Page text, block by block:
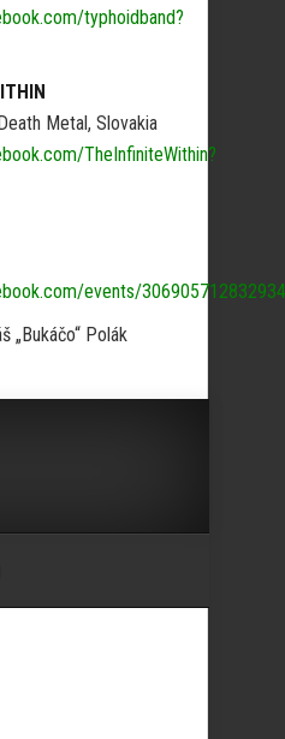
typhoidband?
Metal, Slovakia
TheInfiniteWithin?
events/
„Bukáčo“ Polák